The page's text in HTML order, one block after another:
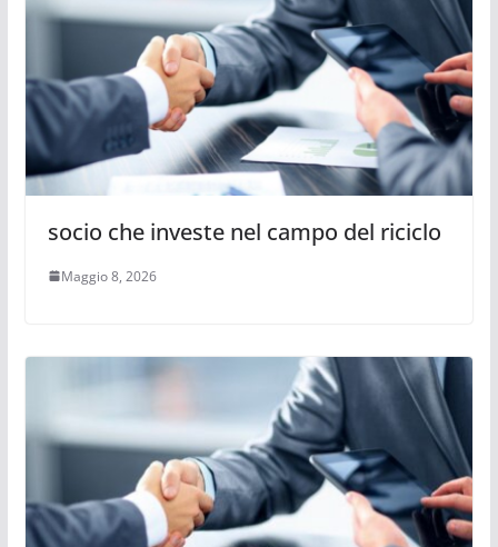
socio che investe nel campo del riciclo
Maggio 8, 2026